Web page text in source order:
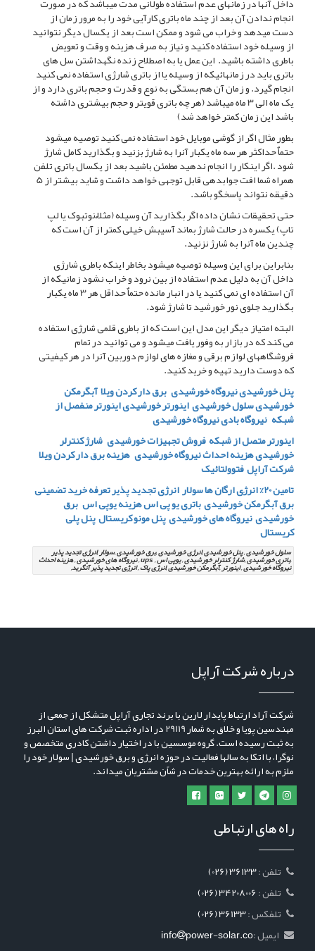
انجام ندادن آن بعد از چند ماه باتری کارآیی خود را به مرور زمان از
دست میدهد و خراب می شود و ممکن است بعد از یکسال دیگر نتوانید
از وسیله خود استفاده کنید و نیاز به صرف هزینه و وقت و تعویض
باطری داشته باشید. این عمل یا به اصطلاح زنده نگهداشتن سل های
باتری باید در زمانهائیکه از وسیله یا از باتری شارژی استفاده نمی کنید
انجام گیرد. و زمان آن هم بستگی به نوع و قدرت و حجم باتری دارد و از
یک ماه الی 3 ماه میباشد (هر چه باتری قویتر و حجم بیشتری داشته
باشد این زمان کمتر خواهد شد)
بطور مثال اگر از گوشی موبایل خود استفاده نمی کنید توصیه میشود
حتماٌ حداکثر هر سه ماه یکبار آنرا به شارژ بزنید و بگذارید کامل شارژ
شود .اگر اینکار را انجام ندهید مطمئن باشید بعد از یکسال باتری تلفن
همراه شما افت جوابدهی قابل توجهی خواهد داشت و شاید بیشتر از 5
دقیقه نتواند پاسخگو باشد.
حتی تحقیقات نشان داده اگر بگذارید آن وسیله (مثلاٌ نوتبوک یا لپ
تاپ) یکسره در حالت شارژ بماند آسیبش خیلی کمتر از آن است که
چندین ماه آنرا به شارژ نزنید.
بنابراین برای این وسیله توصیه میشود بخاطر اینکه باطری شارژی
داخل آن به دلیل عدم استفاده از بین نرود و خراب نشود زمانیکه از
آن استفاده ای نمی کنید یا در انبار مانده حتماٌ حداقل هر 3 ماه یکبار
بگذارید جلوی نور خورشید تا شارژ شود.
البته امتیاز دیگر این مدل این است که از باطری قلمی شارژی استفاده
می کند که در بازار به وفور یافت میشود و می توانید در تمام
فروشگاههای لوازم برقی و مغازه های لوازم دوربین آنرا در هر کیفیتی
که دوست دارید تهیه و خرید کنید.
پنل خورشیدینیروگاه خورشیدی برق دار کردن ویلاآبگرمکن
خورشیدیسلول خورشیدیاینورتر خورشیدیاینورتر منفصل از
شبکه نیروگاه بادی نیروگاه خورشیدی
اینورتر متصل از شبکهفروش تجهیزات خورشیدی شارژ کنترلر
خورشیدیهزینه احداث نیروگاه خورشیدی هزینه برق دار کردن ویلا
شرکت آراپلفتوولتائیک
تامین 20% انرژِی ارگان ها
سولار انرژی تجدید پذیرتعرفه خرید تضمینی
برقآبگرمکن خورشیدیباتری یو پی اسهزینه یوپی اس برق
خورشیدینیروگاه های خورشیدیپنل مونو کریستالپنل پلی
کریستال
سلول خورشیدی , پنل خورشیدی ,انرژی خورشیدی ,برق خورشیدی ,سولار ,انرژی تجدید پذیر
,باتری خورشیدی ,شارژ کنترلر خورشیدی , یوپی اس , ups , نیروگاه های خورشیدی , هزینه احداث
نیروگاه خورشیدی , اینورتر ,آبگرمکن خورشیدی ,انرژی پاک , انرژِی تجدید پذیر آنگرید,
درباره شرکت آراپل
شرکت آراد ارتباط پایدار لارین با برند تجاری آراپل متشکل از جمعی از
مهندسین پویا و خلاق به شمار 29119 در اداره ثبت شرکت های استان البرز
به ثبت رسیده است. گروه موسسین با در اختیار داشتن کادری متخصص و
نوگرا، با اتکا به سالها فعالیت در حوزه انرژی و برق خورشیدی | سولار خود را
ملزم به ارائه بهترین خدمات در شاًن مشتریان میداند.
راه های ارتباطی
(026) 36133
(026) 34208006
(026) 36133
ایمیل :
info power-solar.co